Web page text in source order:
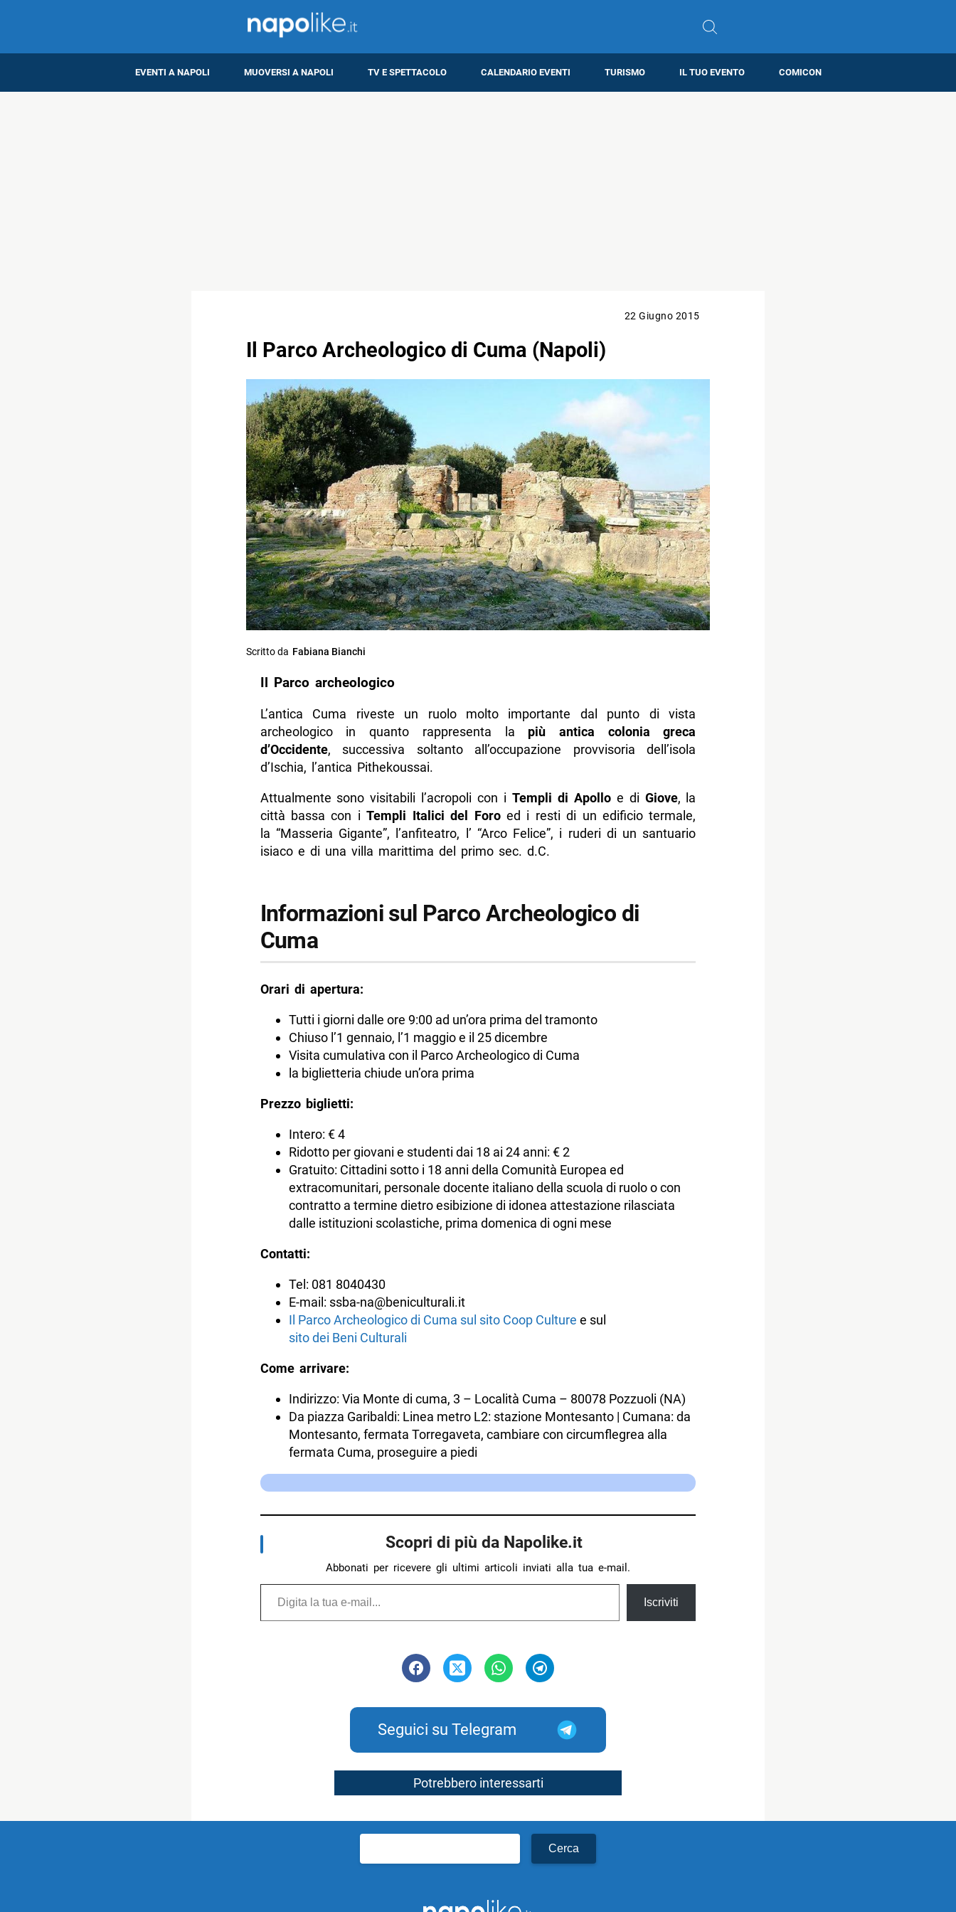
EVENTI A NAPOLI MUOVERSI A NAPOLI TV E SPETTACOLO CALENDARIO EVENTI TURISMO IL TUO EVENTO COMICON
22 Giugno 2015
Il Parco Archeologico di Cuma (Napoli)
Scritto da Fabiana Bianchi
Il Parco archeologico
L’antica Cuma riveste un ruolo molto importante dal punto di vista
archeologico in quanto rappresenta la più antica colonia greca
d’Occidente, successiva soltanto all’occupazione provvisoria dell’isola
d’Ischia, l’antica Pithekoussai.
Attualmente sono visitabili l’acropoli con i Templi di Apolloe di Giove, la
città bassa con iTempli Italici del Foroed i resti di un edificio termale,
la “Masseria Gigante”, l’anfiteatro, l’ “Arco Felice”, i ruderi di un santuario
isiaco e di una villa marittima del primo sec. d.C.
Informazioni sul Parco Archeologico di
Cuma
Orari di apertura:
Tutti i giorni dalle ore 9:00 ad un’ora prima del tramonto
Chiuso l’1 gennaio, l’1 maggio e il 25 dicembre
Visita cumulativa con il Parco Archeologico di Cuma
la biglietteria chiude un’ora prima
Prezzo biglietti:
Intero: € 4
Ridotto per giovani e studenti dai 18 ai 24 anni: € 2
Gratuito: Cittadini sotto i 18 anni della Comunità Europea ed
extracomunitari, personale docente italiano della scuola di ruolo o con
contratto a termine dietro esibizione di idonea attestazione rilasciata
dalle istituzioni scolastiche, prima domenica di ogni mese
Contatti:
Tel: 081 8040430
E-mail: ssba-na@beniculturali.it
Il Parco Archeologico di Cuma sul sito Coop Culture e sul
sito dei Beni Culturali
Come arrivare:
Indirizzo: Via Monte di cuma, 3 – Località Cuma – 80078 Pozzuoli (NA)
Da piazza Garibaldi: Linea metro L2: stazione Montesanto | Cumana: da
Montesanto, fermata Torregaveta, cambiare con circumflegrea alla
fermata Cuma, proseguire a piedi
Scopri di più da Napolike.it
Abbonati per ricevere gli ultimi articoli inviati alla tua e-mail.
Digita la tua e-mail...
Iscriviti
Seguici su Telegram
Potrebbero interessarti
per: